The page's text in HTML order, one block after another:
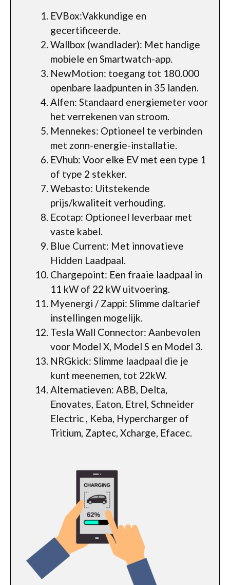
EVBox:Vakkundige en
gecertificeerde.
Wallbox (wandlader): Met handige
mobiele en Smartwatch-app.
NewMotion: toegang tot 180.000
openbare laadpunten in 35 landen.
Alfen: Standaard energiemeter voor
het verrekenen van stroom.
Mennekes: Optioneel te verbinden
met zonn-energie-installatie.
EVhub: Voor elke EV met een type 1
of type 2 stekker.
Webasto: Uitstekende
prijs/kwaliteit verhouding.
Ecotap: Optioneel leverbaar met
vaste kabel.
Blue Current: Met innovatieve
Hidden Laadpaal.
Chargepoint: Een fraaie laadpaal in
11 kW of 22 kW uitvoering.
Myenergi / Zappi: Slimme daltarief
instellingen mogelijk.
Tesla Wall Connector: Aanbevolen
voor Model X, Model S en Model 3.
NRGkick: Slimme laadpaal die je
kunt meenemen, tot 22kW.
Alternatieven: ABB, Delta,
Enovates, Eaton, Etrel, Schneider
Electric , Keba, Hypercharger of
Tritium, Zaptec, Xcharge, Efacec.